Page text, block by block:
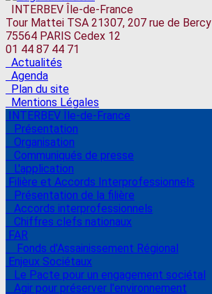
INTERBEV Île-de-France
Tour Mattei TSA 21307, 207 rue de Bercy
75564 PARIS Cedex 12
01 44 87 44 71
Actualités
Agenda
Plan du site
Mentions Légales
INTERBEV Île-de-France
Présentation
Organisation
Communiqués de presse
L'application
Filière et Accords Interprofessionnels
Présentation de la filière
Accords interprofessionnels
Chiffres clefs nationaux
FAR
Fonds d'Assainissement Régional
Enjeux Sociétaux
Le Pacte pour un engagement sociétal
Agir pour préserver l'environnement